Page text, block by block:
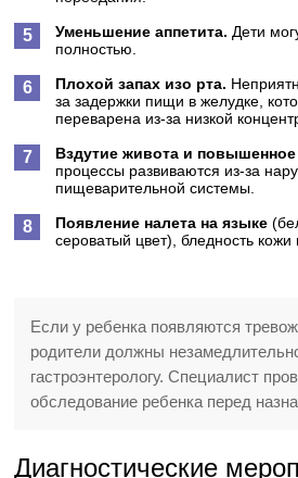
Уменьшение аппетита. Дети
полностью.
Плохой запах изо рта.
за задержки пищи в желудке,
переварена из-за низкой
Вздутие живота и повышенное
процессы развиваются из-за
пищеварительной системы.
Появление налета на языке
сероватый цвет), бледность кожи
Если у ребенка появляются
родители должны
гастроэнтерологу. Специалист
обследование ребенка перед
Диагностические